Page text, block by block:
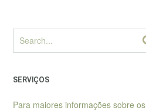
SERVIÇOS
Para maiores informações sobre